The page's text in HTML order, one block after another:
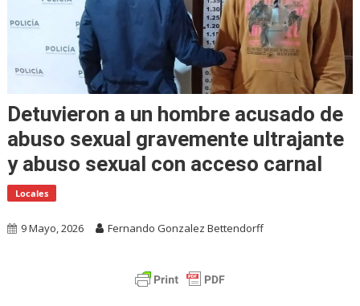
Detuvieron a un hombre acusado de
abuso sexual gravemente ultrajante
y abuso sexual con acceso carnal
Locales
9 Mayo, 2026 Fernando Gonzalez Bettendorff